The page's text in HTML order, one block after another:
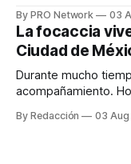
para los textos,
para encontrar
llamadas y
By PRO Network 03
La focaccia
Ciudad de
Durante mucho
acompañamiento.
artesanal,
By Redacción 03